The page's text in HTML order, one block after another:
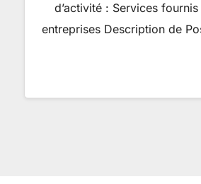
d’activité : Services
entreprises Description de